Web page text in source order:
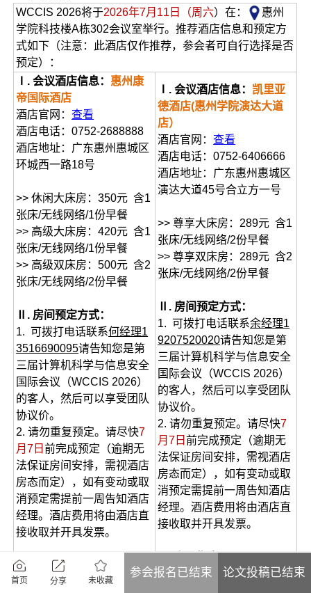
WCCIS 2026将于2026年7月11日（周六）在：
惠州
学院科技楼A栋302会议室举行。推荐酒店信息和预定方
式如下（注意：此酒店仅作推荐，参会者可自行选择是否
预定）：
Ⅰ. 会议酒店信息： 惠州康
帝国际酒店
酒店官网：查看
酒店电话：0752-2688888
酒店地址：广东惠州惠城区
环城西一路18号
>> 休闲大床房：350元 含1
张床/无线网络/1份早餐
>> 高级大床房：420元 含1
张床/无线网络/1份早餐
>> 高级双床房：500元 含2
张床/无线网络/2份早餐
Ⅱ. 房间预定方式：
1. 可拨打电话联系何经理1
3516690095请告知您是第
三届计算机科学与信息安全
国际会议（WCCIS 2026）
的客人，然后可以享受团队
协议价。
2. 请勿重复预定。请尽快7
月7日前完成预定（逾期无
法保证房间安排，需视酒店
房态而定），如有变动或取
消预定需提前一周告知酒店
经理。酒店费用将由酒店直
接收取并开具发票。
Ⅲ. 交通指南：
* 云山站：2公里，驾车约7
Ⅰ. 会议酒店信息： 凯里亚
德酒店(惠州学院演达大道
店）
酒店官网：查看
酒店电话：0752-6406666
酒店地址：广东惠州惠城区
演达大道45号合立方一号
>> 尊享大床房：289元 含1
张床/无线网络/2份早餐
>> 尊享双床房：289元 含2
张床/无线网络/2份早餐
Ⅱ. 房间预定方式：
1. 可拨打电话联系余经理1
9207520020请告知您是第
三届计算机科学与信息安全
国际会议（WCCIS 2026）
的客人，然后可以享受团队
协议价。
2. 请勿重复预定。请尽快7
月7日前完成预定（逾期无
法保证房间安排，需视酒店
房态而定），如有变动或取
消预定需提前一周告知酒店
经理。酒店费用将由酒店直
接收取并开具发票。
* 龙丰站：5.3公里，驾车约
首页 分享 未收藏
参会报名已结束 论文投稿已结束